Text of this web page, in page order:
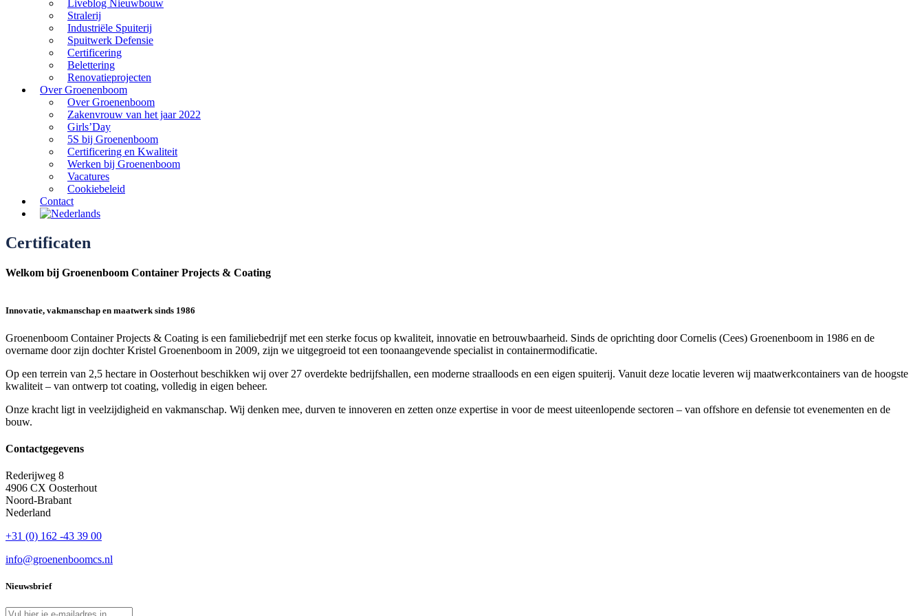
Liveblog Nieuwbouw
Stralerij
Industriële Spuiterij
Spuitwerk Defensie
Certificering
Belettering
Renovatieprojecten
Over Groenenboom
Over Groenenboom
Zakenvrouw van het jaar 2022
Girls’Day
5S bij Groenenboom
Certificering en Kwaliteit
Werken bij Groenenboom
Vacatures
Cookiebeleid
Contact
Certificaten
Welkom bij Groenenboom Container Projects & Coating
Innovatie, vakmanschap en maatwerk sinds 1986
Groenenboom Container Projects & Coating is een familiebedrijf met een sterke focus op kwaliteit, innovatie en betrouwbaarheid. Sinds de oprichting door Cornelis (Cees) Groenenboom in 1986 en de
overname door zijn dochter Kristel Groenenboom in 2009, zijn we uitgegroeid tot een toonaangevende specialist in containermodificatie.
Op een terrein van 2,5 hectare in Oosterhout beschikken wij over 27 overdekte bedrijfshallen, een moderne straalloods en een eigen spuiterij. Vanuit deze locatie leveren wij maatwerkcontainers van de hoogste
kwaliteit – van ontwerp tot coating, volledig in eigen beheer.
Onze kracht ligt in veelzijdigheid en vakmanschap. Wij denken mee, durven te innoveren en zetten onze expertise in voor de meest uiteenlopende sectoren – van offshore en defensie tot evenementen en de
bouw.
Contactgegevens
Rederijweg 8
4906 CX Oosterhout
Noord-Brabant
Nederland
+31 (0) 162 -43 39 00
info@groenenboomcs.nl
Nieuwsbrief